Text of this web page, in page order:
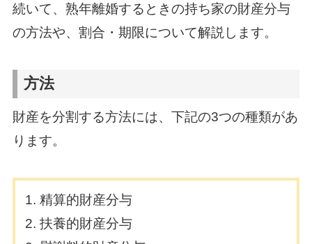
続いて、熟年離婚するときの持ち家の財産分与
の方法や、割合・期限について解説します。
方法
財産を分割する方法には、下記の3つの種類があ
ります。
精算的財産分与
扶養的財産分与